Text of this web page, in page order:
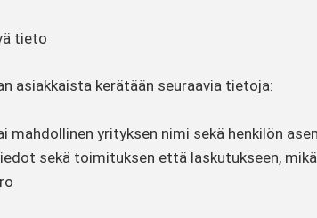
tieto
asiakkaista kerätään seuraavia tietoja:
mahdollinen yrityksen nimi sekä henkilön
sekä toimituksen että laskutukseen,